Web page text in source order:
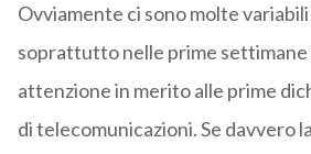
Ovviamente ci sono molte
soprattutto nelle prime settimane
attenzione in merito alle prime
di telecomunicazioni. Se davvero la